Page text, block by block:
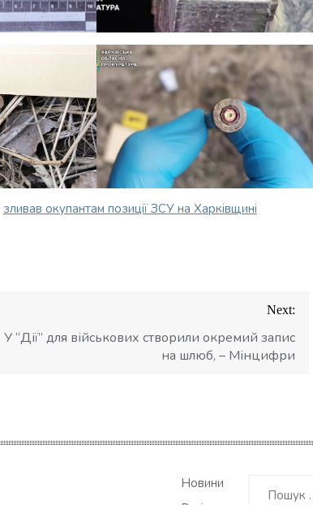
зливав окупантам позиції ЗСУ на Харківщині
Next:
У “Дії” для військових створили окремий запис
на шлюб, – Мінцифри
Новини